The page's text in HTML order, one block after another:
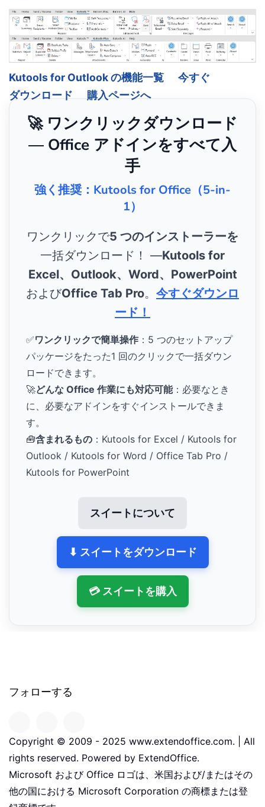
Kutools for Outlook の機能一覧
今すぐ
ダウンロード
購入ページへ
🚀 ワンクリックダウンロード
— Office アドインをすべて入
手
強く推奨：Kutools for Office（5-in-
1）
ワンクリックで5 つのインストーラーを
一括ダウンロード！ ―Kutools for
Excel、Outlook、Word、PowerPoint
およびOffice Tab Pro。 今すぐダウンロ
ード！
✅ワンクリックで簡単操作 ：5 つのセットアップ
パッケージをたった1 回のクリックで一括ダウン
ロードできます。
🚀どんな Office 作業にも対応可能：必要なとき
に、必要なアドインをすぐインストールできま
す。
🧰含まれるもの ：Kutools for Excel / Kutools for
Outlook / Kutools for Word / Office Tab Pro /
Kutools for PowerPoint
スイートについて
⬇ スイートをダウンロード
💳 スイートを購入
フォローする
Copyright © 2009 - 2025 www.extendoffice.com. | All
rights reserved. Powered by ExtendOffice.
Microsoft および Office ロゴは、米国および/またはその
他の国における Microsoft Corporation の商標または登